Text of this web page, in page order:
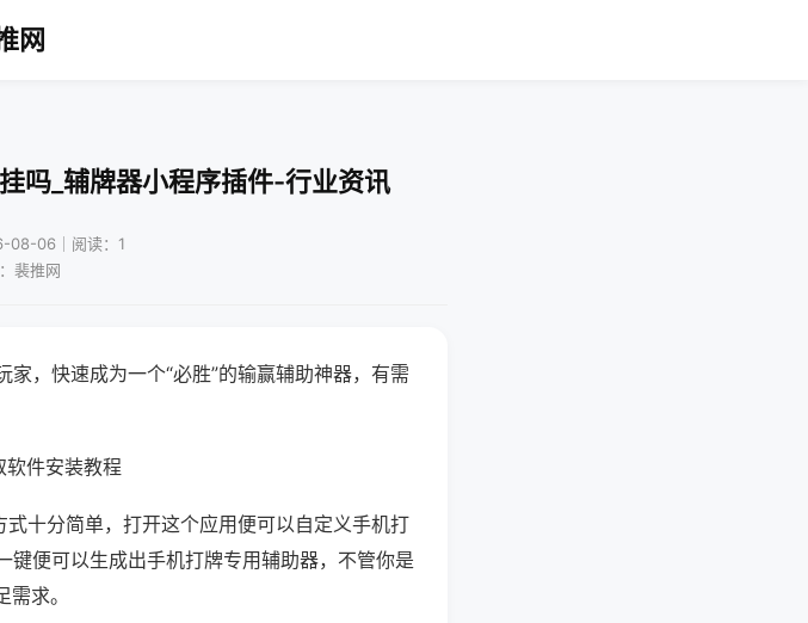
网
吗_辅牌器小程序插件-行业资讯
08-06｜阅读：1
裴推网
，快速成为一个“必胜”的输赢辅助神器，有需
件安装教程
十分简单，打开这个应用便可以自定义手机打
便可以生成出手机打牌专用辅助器，不管你是
求。